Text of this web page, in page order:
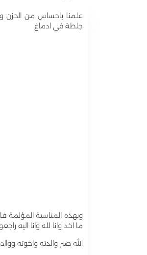
علمنا باحساس من الحزن
جلطة في ادماغ
وبهذه المناسبة المؤلمة
ما اخد وانا لله وانا اليه
الله صبر والدته واخوته